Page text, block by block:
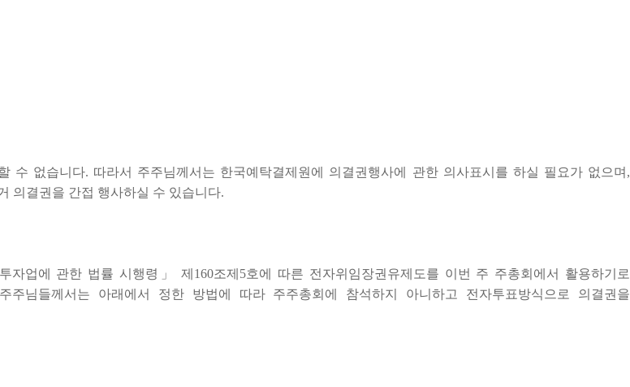
수 없습니다. 따라서 주주님께서는 한국예탁결제원에 의결권행사에 관한 의사표시를 하실 필요가 없으며,
의결권을 간접 행사하실 수 있습니다.
업에 관한 법률 시행령」 제160조제5호에 따른 전자위임장권유제도를 이번 주 주총회에서 활용하기로
님들께서는 아래에서 정한 방법에 따라 주주총회에 참석하지 아니하고 전자투표방식으로 의결권을